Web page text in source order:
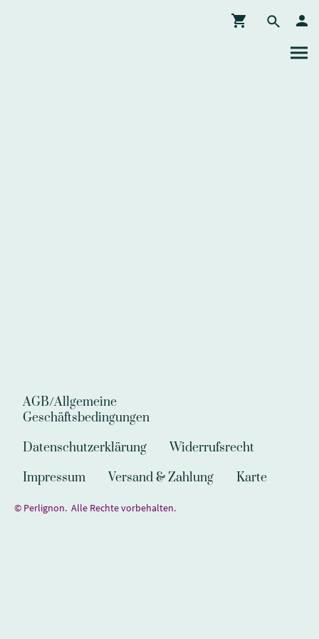
AGB/Allgemeine
Geschäftsbedingungen
Datenschutzerklärung
Widerrufsrecht
Impressum
Versand & Zahlung Karte
© Perlignon. Alle Rechte vorbehalten.